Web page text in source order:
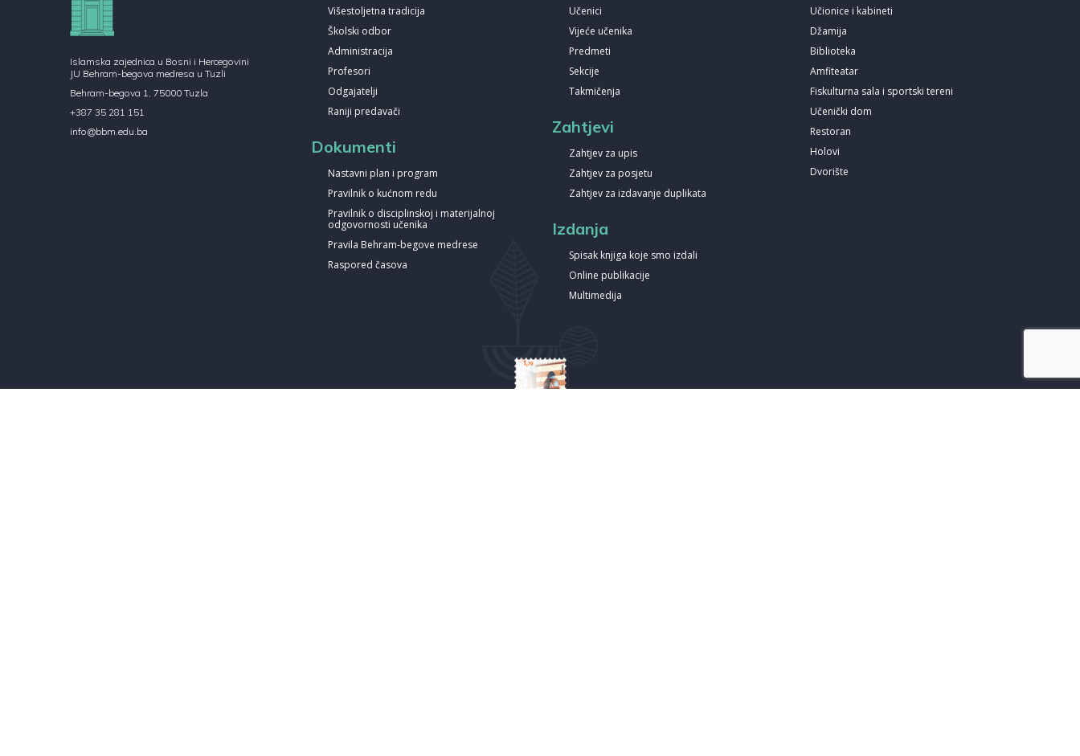
Islamska zajednica u Bosni i Hercegovini
JU Behram-begova medresa u Tuzli
Behram-begova 1, 75000 Tuzla
+387 35 281 151
info@bbm.edu.ba
Višestoljetna tradicija
Školski odbor
Administracija
Profesori
Odgajatelji
Raniji predavači
Dokumenti
Nastavni plan i program
Pravilnik o kućnom redu
Pravilnik o disciplinskoj i materijalnoj
odgovornosti učenika
Pravila Behram-begove medrese
Raspored časova
Učenici
Vijeće učenika
Predmeti
Sekcije
Takmičenja
Zahtjevi
Zahtjev za upis
Zahtjev za posjetu
Zahtjev za izdavanje duplikata
Izdanja
Spisak knjiga koje smo izdali
Online publikacije
Multimedija
Učionice i kabineti
Džamija
Biblioteka
Amfiteatar
Fiskulturna sala i sportski tereni
Učenički dom
Restoran
Holovi
Dvorište